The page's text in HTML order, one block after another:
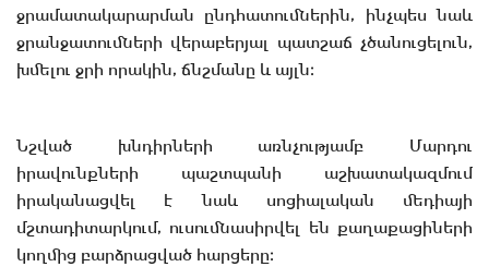
ջրամատակարարման ընդհատումներին, ինչպես նաև
ջրանջատումների վերաբերյալ պատշաճ չծանուցելուն,
խմելու ջրի որակին, ճնշմանը և այլն։
Նշված խնդիրների առնչությամբ Մարդու
իրավունքների պաշտպանի աշխատակազմում
իրականացվել է նաև սոցիալական մեդիայի
մշտադիտարկում, ուսումնասիրվել են քաղաքացիների
կողմից բարձրացված հարցերը։